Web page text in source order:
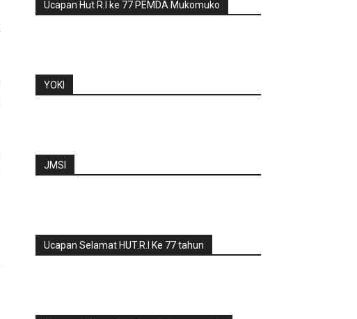
Ucapan Hut R.I ke 77 PEMDA Mukomuko
YOKI
JMSI
Ucapan Selamat HUT.R.I Ke 77 tahun